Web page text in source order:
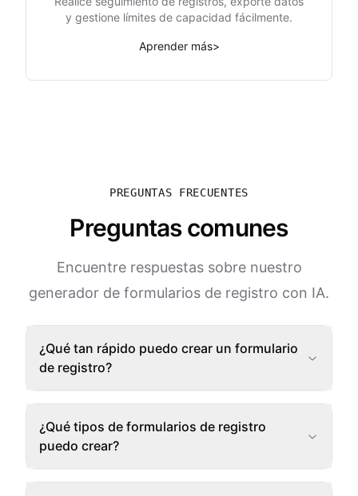
y gestione límites de capacidad fácilmente.
Aprender más>
PREGUNTAS FRECUENTES
Preguntas comunes
Encuentre respuestas sobre nuestro
generador de formularios de registro con IA.
¿Qué tan rápido puedo crear un formulario
de registro?
¿Qué tipos de formularios de registro
puedo crear?